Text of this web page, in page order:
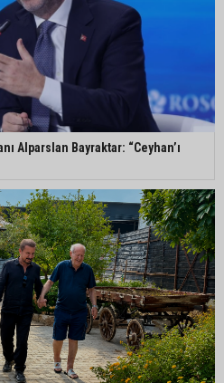
Alparslan Bayraktar: “Ceyhan’ı